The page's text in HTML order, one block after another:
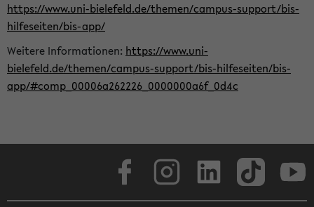
https://www.uni-bielefeld.de/themen/campus-support/bis-
hilfeseiten/bis-app/
Weitere Informationen: https://www.uni-
bielefeld.de/themen/campus-support/bis-hilfeseiten/bis-
app/#comp_00006a262226_0000000a6f_0d4c